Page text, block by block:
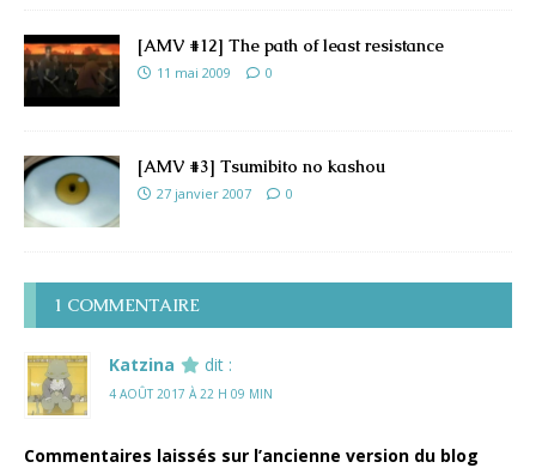
[AMV #12] The path of least resistance
11 mai 2009 0
[AMV #3] Tsumibito no kashou
27 janvier 2007 0
1 COMMENTAIRE
Katzina dit :
4 AOÛT 2017 À 22 H 09 MIN
Commentaires laissés sur l’ancienne version du blog